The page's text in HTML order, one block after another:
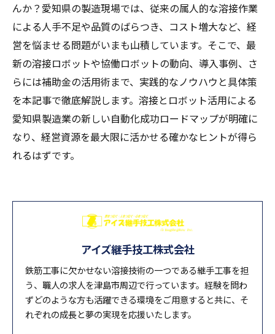
んか？愛知県の製造現場では、従来の属人的な溶接作業
による人手不足や品質のばらつき、コスト増大など、経
営を悩ませる問題がいまも山積しています。そこで、最
新の溶接ロボットや協働ロボットの動向、導入事例、さ
らには補助金の活用術まで、実践的なノウハウと具体策
を本記事で徹底解説します。溶接とロボット活用による
愛知県製造業の新しい自動化成功ロードマップが明確に
なり、経営資源を最大限に活かせる確かなヒントが得ら
れるはずです。
アイズ継手技工株式会社
鉄筋工事に欠かせない溶接技術の一つである継手工事を担
う、職人の求人を津島市周辺で行っています。経験を問わ
ずどのような方も活躍できる環境をご用意すると共に、そ
れぞれの成長と夢の実現を応援いたします。